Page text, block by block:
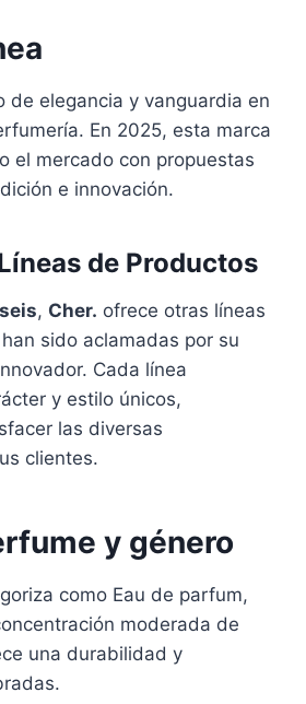
de elegancia y vanguardia en
En 2025, esta marca
el mercado con propuestas
e innovación.
de Productos
, Cher. ofrece otras líneas
sido aclamadas por su
Cada línea
y estilo únicos,
las diversas
clientes.
y género
como Eau de parfum,
moderada de
una durabilidad y